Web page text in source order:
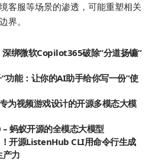
客服等场景的渗透，可能重塑相关
界。
绑微软Copilot365破除“分道扬镳”
能：让你的AI助手给你写一份”使
为视频游戏设计的开源多模态大模
蚂蚁开源的全模态大模型
开源ListenHub CLI用命令行生成
产力